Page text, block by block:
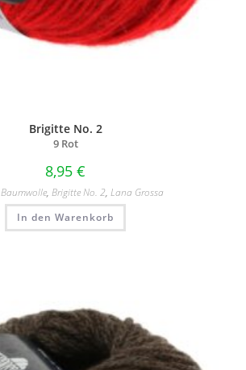
Brigitte No. 2
9 Rot
8,95 €
Baumwolle, Brigitte No. 2, Lana Grossa
In den Warenkorb